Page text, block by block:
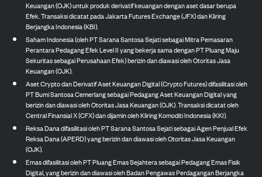
Keuangan (OJK) untuk produk derivatif keuangan dengan aset dasar berupa
Efek. Transaksi dicatat pada Jakarta Futures Exchange (JFX) dan Kliring
Berjangka Indonesia (KBI).
Saham Indonesia (oleh PT Sarana Santosa Sejati sebagai Mitra Pemasaran
Perantara Pedagang Efek Level II yang bekerja sama dengan PT Pluang Maju
Sekuritas sebagai Perusahaan Efek) berizin dan diawasi oleh Otoritas Jasa
Keuangan (OJK).
Aset Crypto dan Derivatif Aset Keuangan Digital (Crypto Futures) difasilitasi oleh
PT Bumi Santosa Cemerlang sebagai Pedagang Aset Keuangan Digital yang
berizin dan diawasi oleh Otoritas Jasa Keuangan (OJK). Transaksi dicatat oleh
Central Finansial X (CFX) dan dijamin oleh Kliring Komoditi Indonesia (KKI).
Reksa Dana difasilitasi oleh PT Sarana Santosa Sejati sebagai Agen Penjual Efek
Reksa Dana (APERD) yang berizin dan diawasi oleh Otoritas Jasa Keuangan
(OJK).
Emas difasilitasi oleh PT Pluang Emas Sejahtera sebagai Pedagang Emas Fisik
Digital, yang berizin dan diawasi oleh Badan Pengawas Perdagangan Berjangka